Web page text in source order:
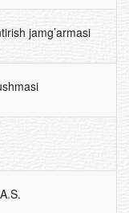
jamg’armasi